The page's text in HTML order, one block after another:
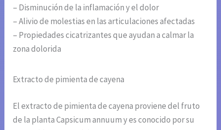
– Disminución de la inflamación y el dolor
– Alivio de molestias en las articulaciones afectadas
– Propiedades cicatrizantes que ayudan a calmar la
zona dolorida
Extracto de pimienta de cayena
El extracto de pimienta de cayena proviene del fruto
de la planta Capsicum annuum y es conocido por su